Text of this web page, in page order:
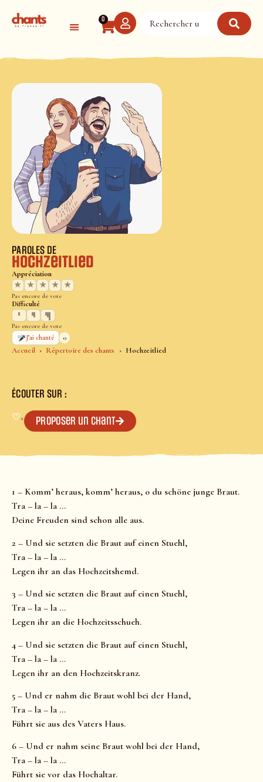
0
Accueil Répertoire des chants Hochzeitlied
PAROLES DE
Hochzeitlied
Appréciation
★
★ ★ ★ ★
Pas encore de vote
Difficulté
Pas encore de vote
J’ai chanté
0
ÉCOUTER SUR :
♡+ Proposer un chant
1 – Komm’ heraus, komm’ heraus, o du schöne junge Braut.
Tra – la – la …
Deine Freuden sind schon alle aus.
2 – Und sie setzten die Braut auf einen Stuehl,
Tra – la – la …
Legen ihr an das Hochzeitshemd.
3 – Und sie setzten die Braut auf einen Stuehl,
Tra – la – la …
Legen ihr an die Hochzeitsschueh.
4 – Und sie setzten die Braut auf einen Stuehl,
Tra – la – la …
Legen ihr an den Hochzeitskranz.
5 – Und er nahm die Braut wohl bei der Hand,
Tra – la – la …
Führt sie aus des Vaters Haus.
6 – Und er nahm seine Braut wohl bei der Hand,
Tra – la – la …
Führt sie vor das Hochaltar.